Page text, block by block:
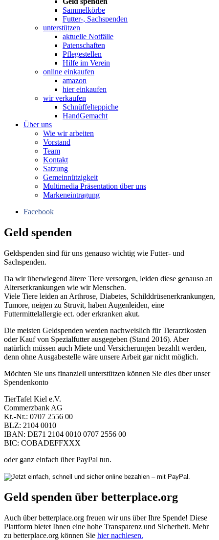
Sammelkörbe
Futter-, Sachspenden
unterstützen
aktuelle Notfälle
Patenschaften
Pflegestellen
Hilfe im Verein
online einkaufen
amazon
hier einkaufen
wir verkaufen
Schnüffelteppiche
HandGemacht
Über uns
Wie wir arbeiten
Vorstand
Team
Kontakt
Satzung
Gemeinnützigkeit
Multimedia Präsentation über uns
Markeneintragung
Facebook
Geld spenden
Geldspenden sind für uns genauso wichtig wie Futter- und
Sachspenden.
Da wir überwiegend ältere Tiere versorgen, leiden diese genauso an
Alterserkrankungen wie wir Menschen.
Viele Tiere leiden an Arthrose, Diabetes, Schilddrüsenerkrankungen,
Tumore, neigen zu Struvit, haben Augenleiden, eine
Futtermittelallergie ect. oder erkranken akut.
Die meisten Geldspenden werden nachweislich für Tierarztkosten
oder Kauf von Spezialfutter ausgegeben (Stand 2016). Aber
natürlich müssen auch Miete und Versicherungen bezahlt werden,
denn ohne Ausgabestelle wäre unsere Arbeit gar nicht möglich.
Möchten Sie uns finanziell unterstützen können Sie dies über unser
Spendenkonto
TierTafel Kiel e.V.
Commerzbank AG
Kt.-Nr.: 0707 2556 00
BLZ: 2104 0010
IBAN: DE71 2104 0010 0707 2556 00
BIC: COBADEFFXXX
oder ganz einfach über PayPal tun.
Geld spenden über betterplace.org
Auch über betterplace.org freuen wir uns über Ihre Spende! Diese
Plattform bietet Ihnen eine hohe Transparenz und Sicherheit. Mehr
zu betterplace.org können Sie hier nachlesen.